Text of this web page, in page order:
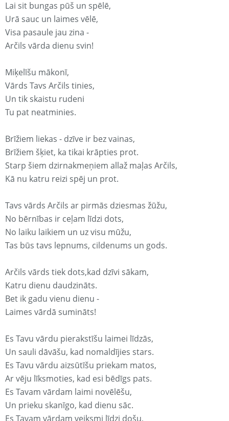
Lai sit bungas pūš un spēlē,
Urā sauc un laimes vēlē,
Visa pasaule jau zina -
Arčils vārda dienu svin!
Miķelīšu mākonī,
Vārds Tavs Arčils tinies,
Un tik skaistu rudeni
Tu pat neatminies.
Brīžiem liekas - dzīve ir bez vainas,
Brīžiem šķiet, ka tikai krāpties prot.
Starp šiem dzirnakmeņiem allaž maļas Arčils,
Kā nu katru reizi spēj un prot.
Tavs vārds Arčils ar pirmās dziesmas žūžu,
No bērnības ir ceļam līdzi dots,
No laiku laikiem un uz visu mūžu,
Tas būs tavs lepnums, cildenums un gods.
Arčils vārds tiek dots,kad dzīvi sākam,
Katru dienu daudzināts.
Bet ik gadu vienu dienu -
Laimes vārdā sumināts!
Es Tavu vārdu pierakstīšu laimei līdzās,
Un sauli dāvāšu, kad nomaldījies stars.
Es Tavu vārdu aizsūtīšu priekam matos,
Ar vēju līksmoties, kad esi bēdīgs pats.
Es Tavam vārdam laimi novēlēšu,
Un prieku skanīgo, kad dienu sāc.
Es Tavam vārdam veiksmi līdzi došu,